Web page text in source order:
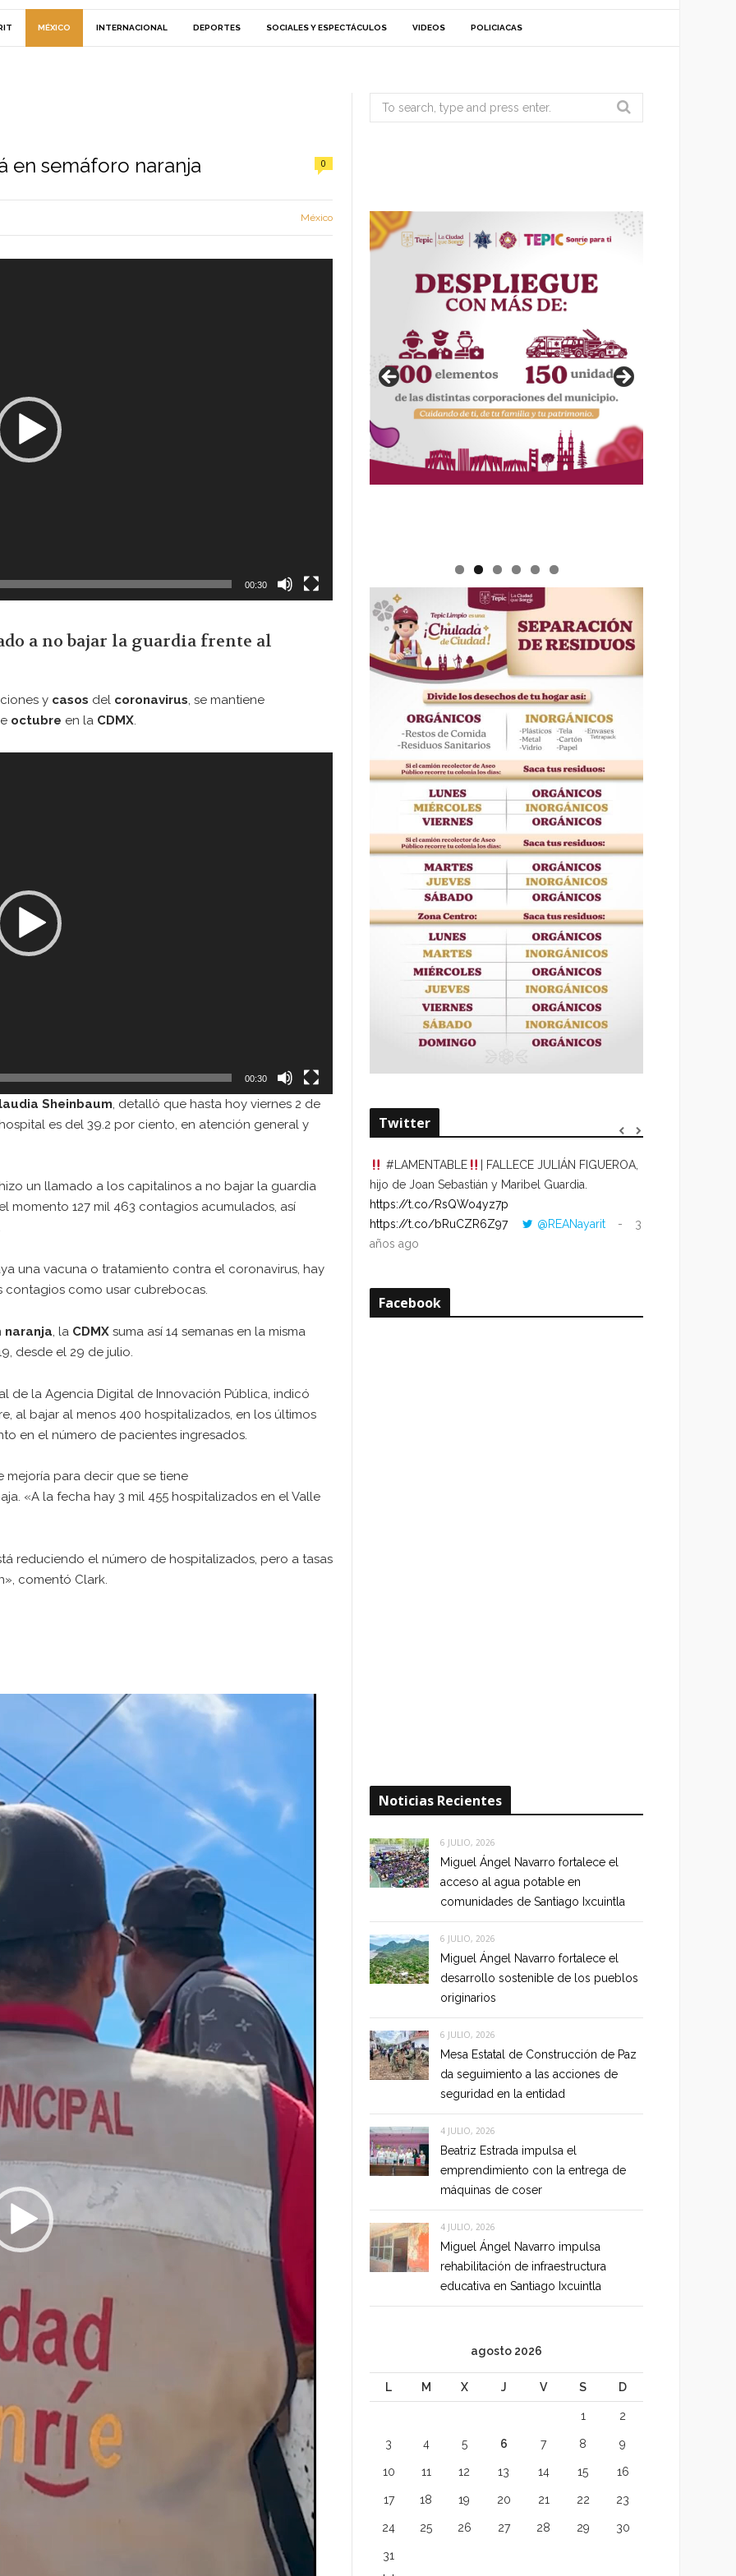
MÉXICO INTERNACIONAL DEPORTES SOCIALES Y ESPECTÁCULOS VIDEOS POLICIACAS
en semáforo naranja 0
México
00:30
a no bajar la guardia frente al
y casos del coronavirus, se mantiene
octubre en la CDMX.
00:30
Sheinbaum, detalló que hasta hoy viernes 2 de
es del 39.2 por ciento, en atención general y
un llamado a los capitalinos a no bajar la guardia
momento 127 mil 463 contagios acumulados, así
una vacuna o tratamiento contra el coronavirus, hay
contagios como usar cubrebocas.
naranja, la CDMX suma así 14 semanas en la misma
desde el 29 de julio.
de la Agencia Digital de Innovación Pública, indicó
al bajar al menos 400 hospitalizados, en los últimos
en el número de pacientes ingresados.
mejoría para decir que se tiene
«A la fecha hay 3 mil 455 hospitalizados en el Valle
reduciendo el número de hospitalizados, pero a tasas
comentó Clark.
Search
for:
Twitter
#LAMENTABLE
| FALLECE JULIÁN FIGUEROA,
hijo de Joan Sebastián y Maribel Guardia.
https://t.co/RsQWo4yz7p
https://t.co/bRuCZR6Z97
@REANayarit
3
años ago
Facebook
Noticias Recientes
6 JULIO, 2026
Miguel Ángel Navarro fortalece el
acceso al agua potable en
comunidades de Santiago Ixcuintla
6 JULIO, 2026
Miguel Ángel Navarro fortalece el
desarrollo sostenible de los pueblos
originarios
6 JULIO, 2026
Mesa Estatal de Construcción de Paz
da seguimiento a las acciones de
seguridad en la entidad
4 JULIO, 2026
Beatriz Estrada impulsa el
emprendimiento con la entrega de
máquinas de coser
4 JULIO, 2026
Miguel Ángel Navarro impulsa
rehabilitación de infraestructura
educativa en Santiago Ixcuintla
agosto 2026
L M X J V S D
1 2
3 4 5 6 7 8 9
10 11 12 13 14 15 16
17 18 19 20 21 22 23
24 25 26 27 28 29 30
31